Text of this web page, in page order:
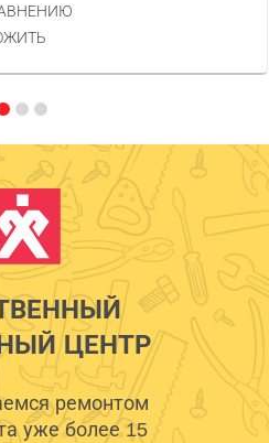
ЦЕНТР
ремонтом
уже более 15